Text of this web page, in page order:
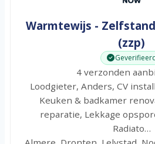
Warmtewijs -
(zzp)
4 verzonden
Loodgieter, Anders, CV
Keuken & badkamer
reparatie, Lekkage
Radiato…